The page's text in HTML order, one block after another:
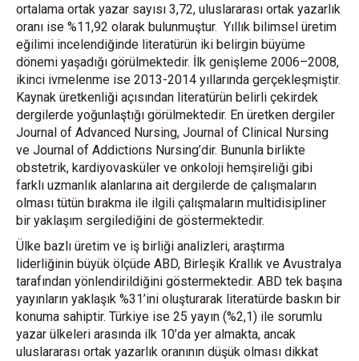
ortalama ortak yazar sayısı 3,72, uluslararası ortak yazarlık
oranı ise %11,92 olarak bulunmuştur. Yıllık bilimsel üretim
eğilimi incelendiğinde literatürün iki belirgin büyüme
dönemi yaşadığı görülmektedir. İlk genişleme 2006–2008,
ikinci ivmelenme ise 2013-2014 yıllarında gerçekleşmiştir.
Kaynak üretkenliği açısından literatürün belirli çekirdek
dergilerde yoğunlaştığı görülmektedir. En üretken dergiler
Journal of Advanced Nursing, Journal of Clinical Nursing
ve Journal of Addictions Nursing’dir. Bununla birlikte
obstetrik, kardiyovasküler ve onkoloji hemşireliği gibi
farklı uzmanlık alanlarına ait dergilerde de çalışmaların
olması tütün bırakma ile ilgili çalışmaların multidisipliner
bir yaklaşım sergilediğini de göstermektedir.
Ülke bazlı üretim ve iş birliği analizleri, araştırma
liderliğinin büyük ölçüde ABD, Birleşik Krallık ve Avustralya
tarafından yönlendirildiğini göstermektedir. ABD tek başına
yayınların yaklaşık %31’ini oluşturarak literatürde baskın bir
konuma sahiptir. Türkiye ise 25 yayın (%2,1) ile sorumlu
yazar ülkeleri arasında ilk 10’da yer almakta, ancak
uluslararası ortak yazarlık oranının düşük olması dikkat